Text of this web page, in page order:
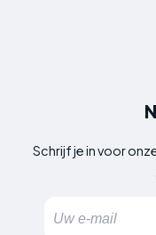
Schrijf je in voor